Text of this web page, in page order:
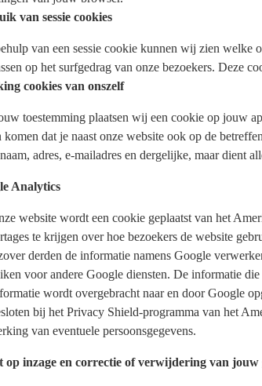
van sessie cookies
van een sessie cookie kunnen wij zien welke
op het surfgedrag van onze bezoekers. Deze
cookies van onszelf
toestemming plaatsen wij een cookie op jouw
komen dat je naast onze website ook op de
adres, e-mailadres en dergelijke, maar dient
Analytics
website wordt een cookie geplaatst van het
te krijgen over hoe bezoekers de website
derden de informatie namens Google
voor andere Google diensten. De informatie
wordt overgebracht naar en door Google
bij het Privacy Shield-programma van het
van eventuele persoonsgegevens.
op inzage en correctie of verwijdering van jouw